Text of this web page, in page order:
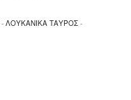
- ΛΟΥΚΑΝΙΚΑ ΤΑΥΡΟΣ -